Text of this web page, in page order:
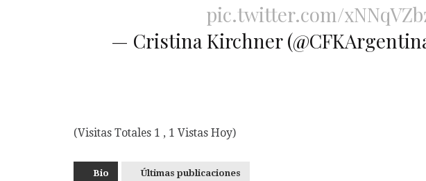
pic.twitter.com/
— Cristina Kirchner
(Visitas Totales 1 , 1 Vistas Hoy)
Bio Últimas publicaciones